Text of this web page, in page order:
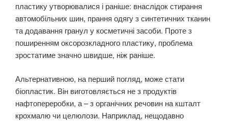
пластику утворювалися і раніше: внаслідок стирання
автомобільних шин, прання одягу з синтетичних тканин
та додавання гранул у косметичні засоби. Проте з
поширенням оксорозкладного пластику, проблема
зростатиме значно швидше, ніж раніше.
Альтернативною, на перший погляд, може стати
біопластик. Він виготовляється не з продуктів
нафтопереробки, а – з органічних речовин на кшталт
крохмалю чи целюлози. Наприклад, нещодавно